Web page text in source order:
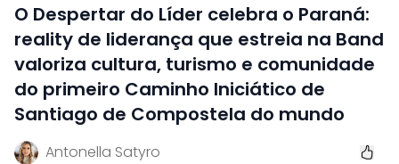
O Despertar do Líder celebra o Paraná:
reality de liderança que estreia na Band
valoriza cultura, turismo e comunidade
do primeiro Caminho Iniciático de
Santiago de Compostela do mundo
Antonella Satyro